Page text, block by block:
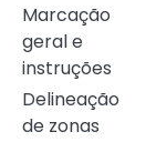
Marcação
geral e
instruções
Delineação
de zonas